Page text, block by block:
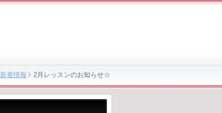
新着情報 2月レッスンのお知らせ☆